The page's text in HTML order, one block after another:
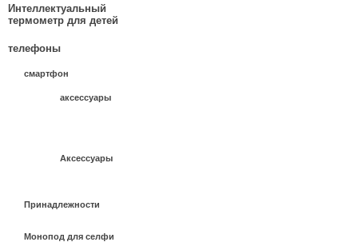
Интеллектуальный
термометр для детей
телефоны
смартфон
аксессуары
Аксессуары
Принадлежности
Монопод для селфи